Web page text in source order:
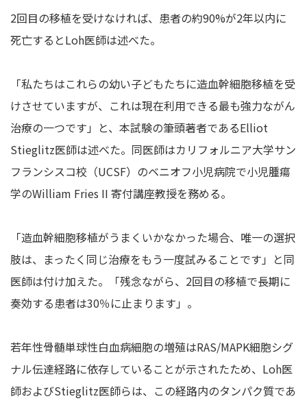
2回目の移植を受けなければ、患者の約90%が2年以内に
死亡するとLoh医師は述べた。
「私たちはこれらの幼い子どもたちに造血幹細胞移植を受
けさせていますが、これは現在利用できる最も強力ながん
治療の一つです」と、本試験の筆頭著者であるElliot
Stieglitz医師は述べた。同医師はカリフォルニア大学サン
フランシスコ校（UCSF）のベニオフ小児病院で小児腫瘍
学のWilliam Fries II 寄付講座教授を務める。
「造血幹細胞移植がうまくいかなかった場合、唯一の選択
肢は、まったく同じ治療をもう一度試みることです」と同
医師は付け加えた。「残念ながら、2回目の移植で長期に
奏効する患者は30％に止まります」。
若年性骨髄単球性白血病細胞の増殖はRAS/MAPK細胞シグ
ナル伝達経路に依存していることが示されたため、Loh医
師およびStieglitz医師らは、この経路内のタンパク質であ